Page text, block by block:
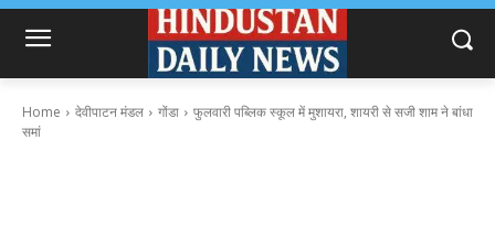
Home देवीपाटन मंडल गोंडा
फुलवारी पब्लिक स्कूल में मुशायरा, शायरी से सजी शाम ने बांधा
समां